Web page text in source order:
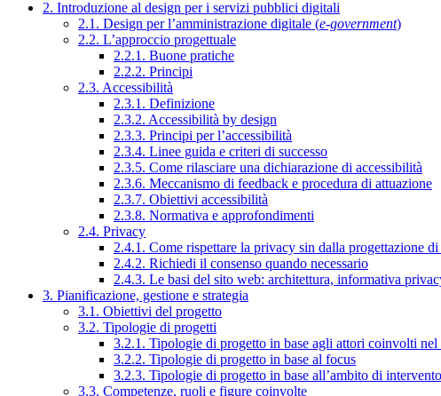
2. Introduzione al design per i servizi pubblici digitali
2.1. Design per l’amministrazione digitale (e-government)
2.2. L’approccio progettuale
2.2.1. Buone pratiche
2.2.2. Principi
2.3. Accessibilità
2.3.1. Definizione
2.3.2. Accessibilità by design
2.3.3. Principi per l’accessibilità
2.3.4. Linee guida e criteri di successo
2.3.5. Come rilasciare una dichiarazione di accessibilità
2.3.6. Meccanismo di feedback e procedura di attuazione
2.3.7. Obiettivi accessibilità
2.3.8. Normativa e approfondimenti
2.4. Privacy
2.4.1. Come rispettare la privacy sin dalla progettazione
2.4.2. Richiedi il consenso quando necessario
2.4.3. Le basi del sito web: architettura, informativa
3. Pianificazione, gestione e strategia
3.1. Obiettivi del progetto
3.2. Tipologie di progetti
3.2.1. Tipologie di progetto in base agli attori coinvolti nel
3.2.2. Tipologie di progetto in base al focus
3.2.3. Tipologie di progetto in base all’ambito di intervento
3.3. Competenze, ruoli e figure coinvolte